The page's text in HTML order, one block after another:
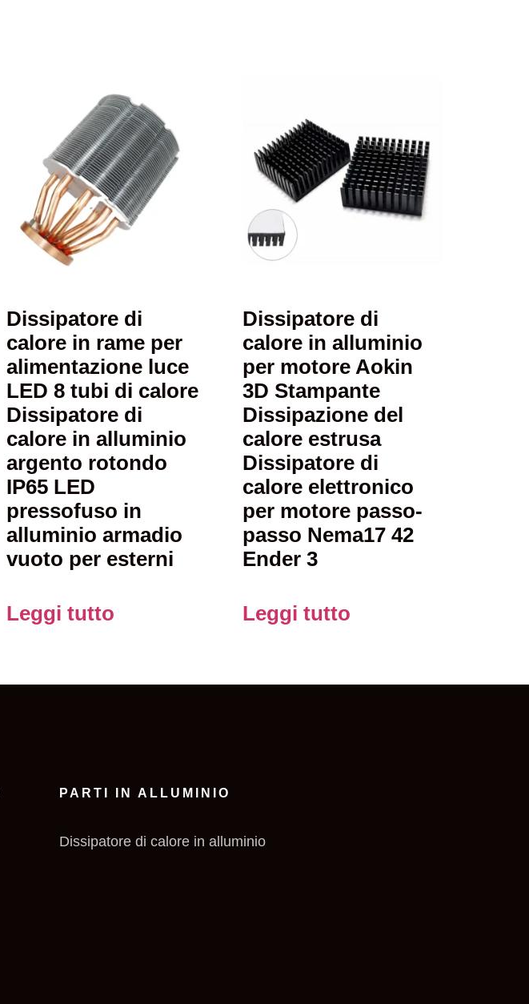
Dissipatore di
calore in rame per
alimentazione luce
LED 8 tubi di calore
Dissipatore di
calore in alluminio
argento rotondo
IP65 LED
pressofuso in
alluminio armadio
vuoto per esterni
Leggi tutto
Dissipatore di
calore in alluminio
per motore Aokin
3D Stampante
Dissipazione del
calore estrusa
Dissipatore di
calore elettronico
per motore passo-
passo Nema17 42
Ender 3
Leggi tutto
PARTI IN ALLUMINIO
Dissipatore di calore in alluminio